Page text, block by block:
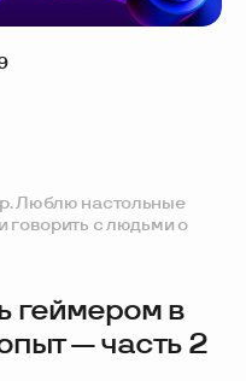
геймером в
— часть 2
Люблю настольные
говорить с людьми о